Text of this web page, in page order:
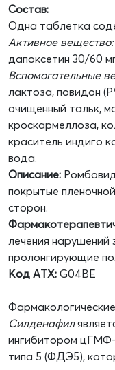
Состав:
Одна таблетка
Активное вещество:
дапоксетин 30/60
Вспомогательные
лактоза, повидон
очищенный тальк,
кроскармеллоза,
краситель индиго
вода.
Описание:
покрытые
сторон.
лечения
пролонгирующие
Код АТХ: G04BE
Силденафил
ингибитором
типа 5 (ФДЭ5),